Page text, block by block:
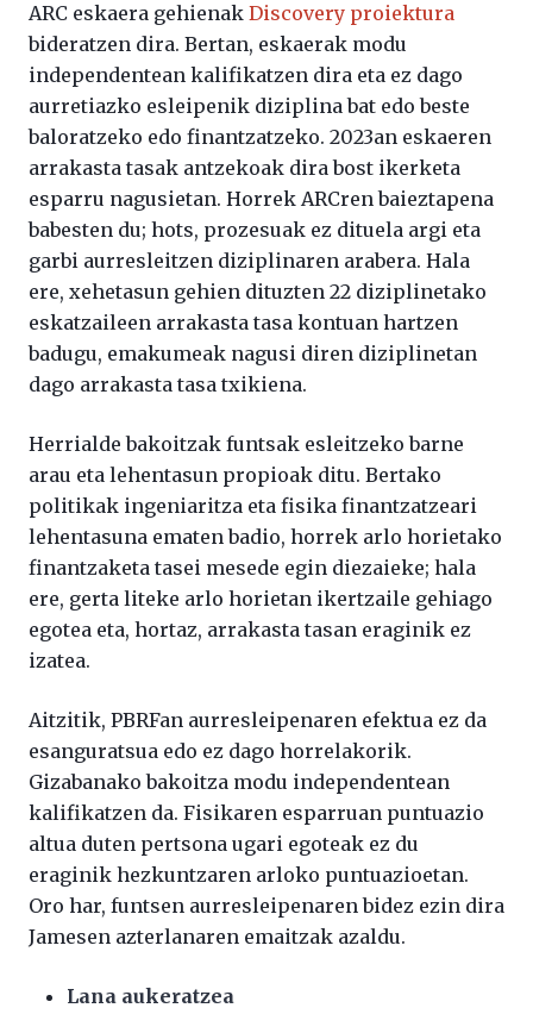
ARC eskaera gehienak Discovery proiektura
bideratzen dira. Bertan, eskaerak modu
independentean kalifikatzen dira eta ez dago
aurretiazko esleipenik diziplina bat edo beste
baloratzeko edo finantzatzeko. 2023an eskaeren
arrakasta tasak antzekoak dira bost ikerketa
esparru nagusietan. Horrek ARCren baieztapena
babesten du; hots, prozesuak ez dituela argi eta
garbi aurresleitzen diziplinaren arabera. Hala
ere, xehetasun gehien dituzten 22 diziplinetako
eskatzaileen arrakasta tasa kontuan hartzen
badugu, emakumeak nagusi diren diziplinetan
dago arrakasta tasa txikiena.
Herrialde bakoitzak funtsak esleitzeko barne
arau eta lehentasun propioak ditu. Bertako
politikak ingeniaritza eta fisika finantzatzeari
lehentasuna ematen badio, horrek arlo horietako
finantzaketa tasei mesede egin diezaieke; hala
ere, gerta liteke arlo horietan ikertzaile gehiago
egotea eta, hortaz, arrakasta tasan eraginik ez
izatea.
Aitzitik, PBRFan aurresleipenaren efektua ez da
esanguratsua edo ez dago horrelakorik.
Gizabanako bakoitza modu independentean
kalifikatzen da. Fisikaren esparruan puntuazio
altua duten pertsona ugari egoteak ez du
eraginik hezkuntzaren arloko puntuazioetan.
Oro har, funtsen aurresleipenaren bidez ezin dira
Jamesen azterlanaren emaitzak azaldu.
Lana aukeratzea